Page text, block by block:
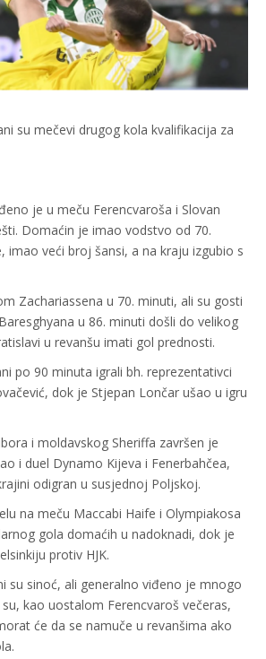
su mečevi drugog kola kvalifikacija za
je u meču Ferencvaroša i Slovan
Domaćin je imao vodstvo od 70.
imao veći broj šansi, a na kraju izgubio s
Zachariassena u 70. minuti, ali su gosti
u 86. minuti došli do velikog
u revanšu imati gol prednosti.
po 90 minuta igrali bh. reprezentativci
dok je Stjepan Lončar ušao u igru
i moldavskog Sheriffa završen je
i duel Dynamo Kijeva i Fenerbahčea,
odigran u susjednoj Poljskoj.
na meču Maccabi Haife i Olympiakosa
gola domaćih u nadoknadi, dok je
protiv HJK.
su sinoć, ali generalno viđeno je mnogo
kao uostalom Ferencvaroš večeras,
će da se namuče u revanšima ako